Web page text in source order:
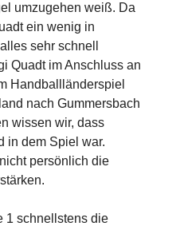
umzugehen weiß. Da
ein wenig in
sehr schnell
Quadt im Anschluss an
Handballländerspiel
nach Gummersbach
wissen wir, dass
in dem Spiel war.
persönlich die
1 schnellstens die